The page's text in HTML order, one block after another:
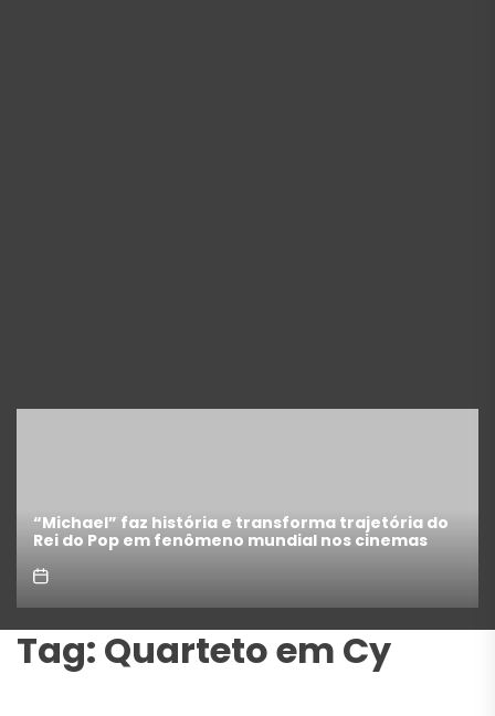
“Michael” faz história e transforma trajetória do
Rei do Pop em fenômeno mundial nos cinemas
Tag: Quarteto em Cy